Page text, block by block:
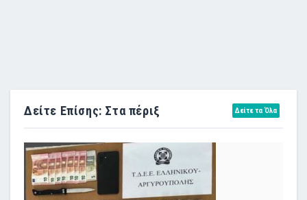
Δείτε Επίσης: Στα πέριξ Δείτε τα Όλα